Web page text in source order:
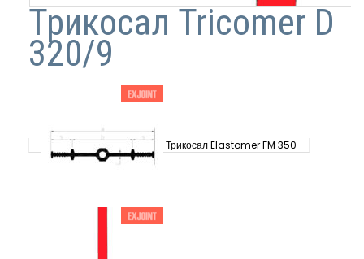
Трикосал Tricomer D
320/9
Трикосал Elastomer FM 350